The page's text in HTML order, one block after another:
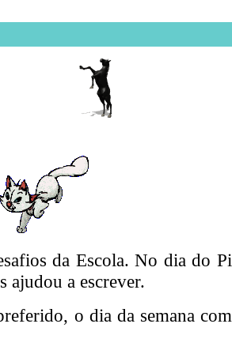
da Escola. No dia do Pi
ajudou a escrever.
o dia da semana com